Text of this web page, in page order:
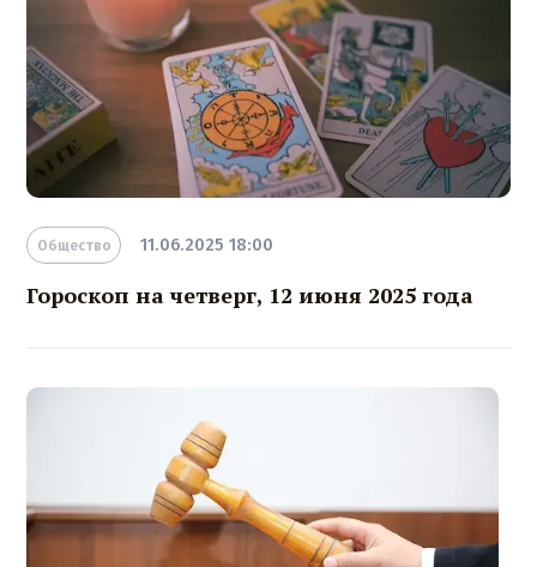
Общество 11.06.2025 18:00
Гороскоп на четверг, 12 июня 2025 года